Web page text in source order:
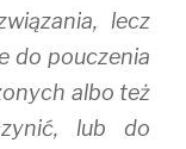
lecz
do pouczenia
albo też
lub do